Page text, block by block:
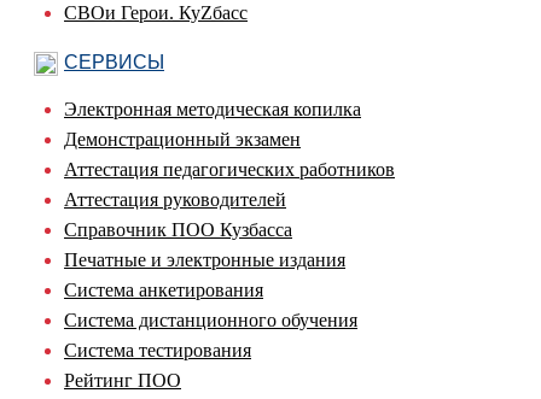
СВОи Герои. КуZбасс
СЕРВИСЫ
Электронная методическая копилка
Демонстрационный экзамен
Аттестация педагогических работников
Аттестация руководителей
Справочник ПОО Кузбасса
Печатные и электронные издания
Система анкетирования
Система дистанционного обучения
Система тестирования
Рейтинг ПОО